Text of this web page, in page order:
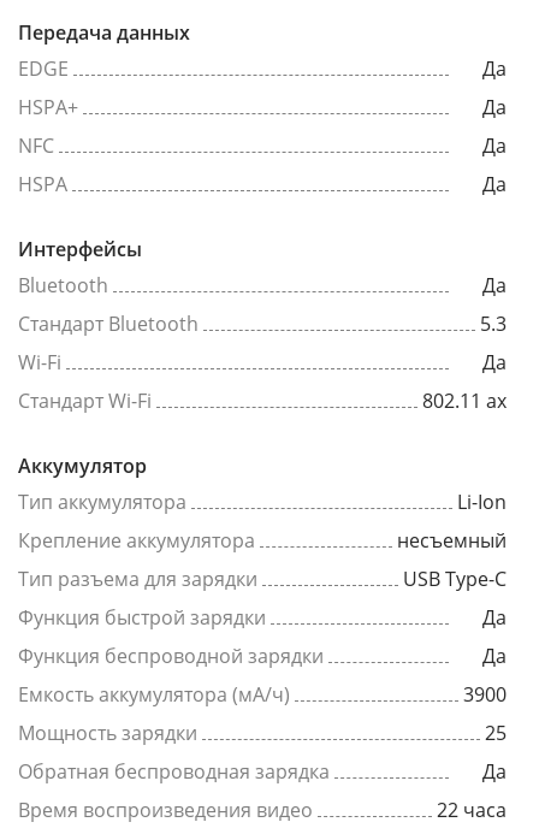
Передача данных
EDGE
Да
HSPA+
Да
NFC
Да
HSPA
Да
Интерфейсы
Bluetooth
Да
Стандарт Bluetooth
5.3
Wi-Fi
Да
Стандарт Wi-Fi
802.11 ax
Аккумулятор
Тип аккумулятора
Li-Ion
Крепление аккумулятора
несъемный
Тип разъема для зарядки
USB Type-C
Функция быстрой зарядки
Да
Функция беспроводной зарядки
Да
Емкость аккумулятора (мА/ч)
3900
Мощность зарядки
25
Обратная беспроводная зарядка
Да
Время воспроизведения видео
22 часа